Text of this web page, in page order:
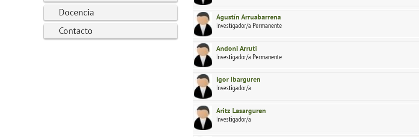
Docencia
Contacto
Agustín Arruabarrena
Investigador/a Permanente
Andoni Arruti
Investigador/a Permanente
Igor Ibarguren
Investigador/a
Aritz Lasarguren
Investigador/a